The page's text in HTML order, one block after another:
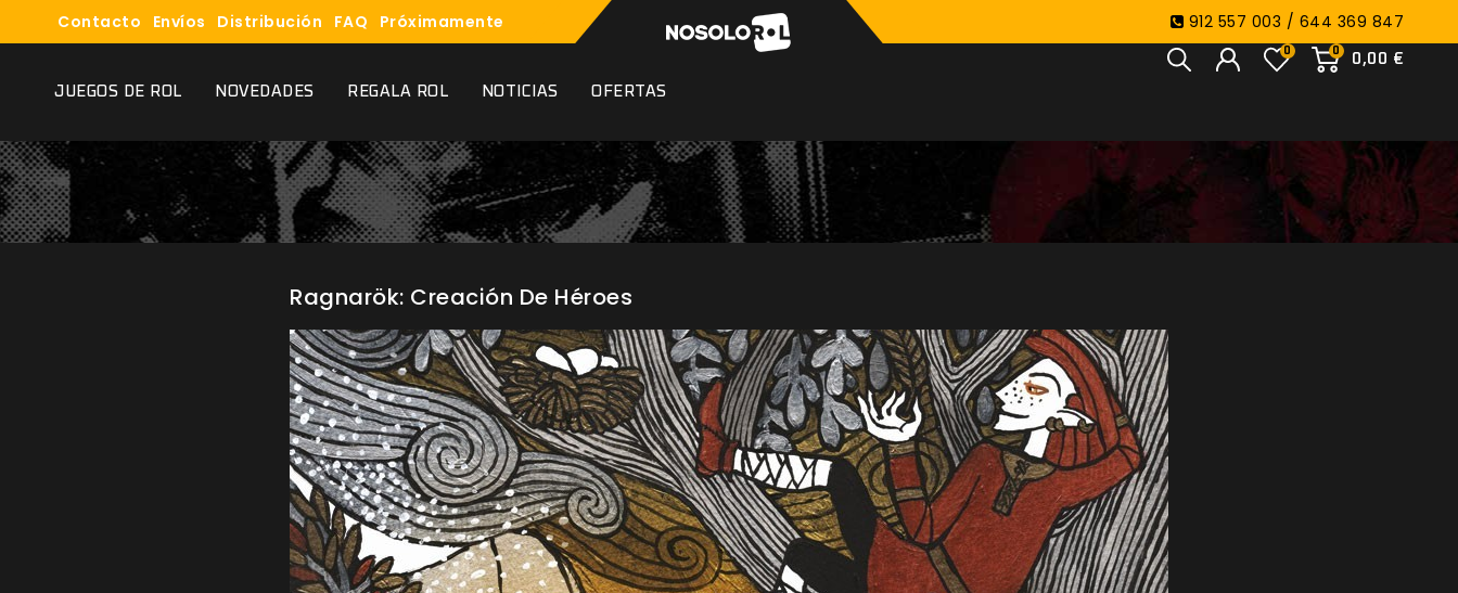
Contacto Envíos Distribución FAQ Próximamente 912 557 003 / 644 369 847
0
0,00 €
0
JUEGOS DE ROL NOVEDADES REGALA ROL NOTICIAS OFERTAS
Ragnarök: Creación De Héroes